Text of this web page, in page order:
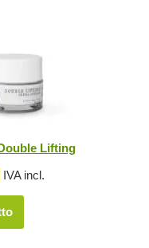
Lifting
Il
prezzo
attuale
IVA incl.